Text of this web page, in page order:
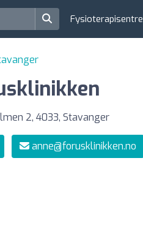
Fysioterapisentre
2, 4033, Stavanger
anne@forusklinikken.no